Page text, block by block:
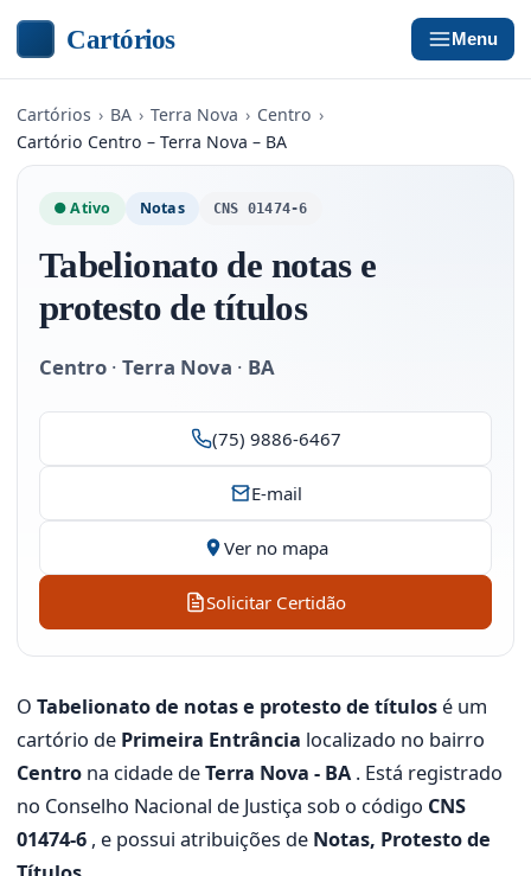
Cartórios Menu
Cartórios › BA › Terra Nova › Centro ›
Cartório Centro – Terra Nova – BA
● Ativo Notas CNS 01474-6
Tabelionato de notas e
protesto de títulos
Centro · Terra Nova · BA
(75) 9886-6467
E-mail
Ver no mapa
Solicitar Certidão
O Tabelionato de notas e protesto de títulos é um
cartório de Primeira Entrância localizado no bairro
Centro na cidade deTerra Nova - BA . Está registrado
no Conselho Nacional de Justiça sob o código CNS
01474-6 , e possui atribuições de Notas, Protesto de